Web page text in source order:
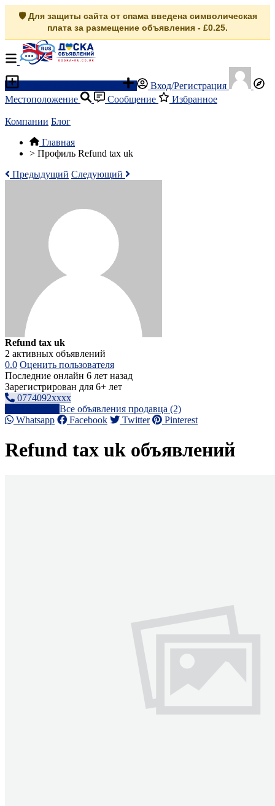
🛡️ Для защиты сайта от спама введена символическая
плата за размещение объявления - £0.25.
Вход/Регистрация
Местоположение
Сообщение Избранное
Компании Блог
Главная
> Профиль Refund tax uk
Предыдущий Следующий
Refund tax uk
2 активных объявлений
0.0 Оценить пользователя
Последние онлайн 6 лет назад
Зарегистрирован для 6+ лет
0774092xxxx
Все объявления продавца (2)
Whatsapp
Facebook Twitter Pinterest
Refund tax uk объявлений